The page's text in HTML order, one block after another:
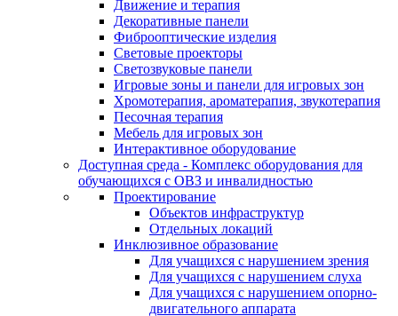
Движение и терапия
Декоративные панели
Фиброоптические изделия
Световые проекторы
Светозвуковые панели
Игровые зоны и панели для игровых зон
Хромотерапия, ароматерапия, звукотерапия
Песочная терапия
Мебель для игровых зон
Интерактивное оборудование
Доступная среда - Комплекс оборудования для
обучающихся с ОВЗ и инвалидностью
Проектирование
Объектов инфраструктур
Отдельных локаций
Инклюзивное образование
Для учащихся с нарушением зрения
Для учащихся с нарушением слуха
Для учащихся с нарушением опорно-
двигательного аппарата